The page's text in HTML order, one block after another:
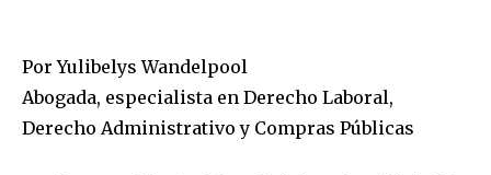
Por Yulibelys Wandelpool
Abogada, especialista en Derecho Laboral,
Derecho Administrativo y Compras Públicas